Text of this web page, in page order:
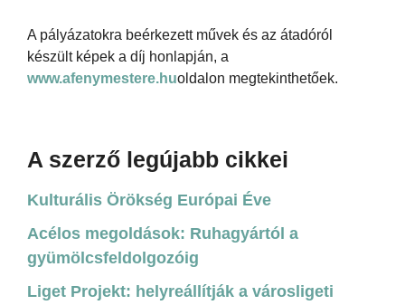
A pályázatokra beérkezett művek és az átadóról
készült képek a díj honlapján, a
www.afenymestere.huoldalon megtekinthetőek.
A szerző legújabb cikkei
Kulturális Örökség Európai Éve
Acélos megoldások: Ruhagyártól a
gyümölcsfeldolgozóig
Liget Projekt: helyreállítják a városligeti